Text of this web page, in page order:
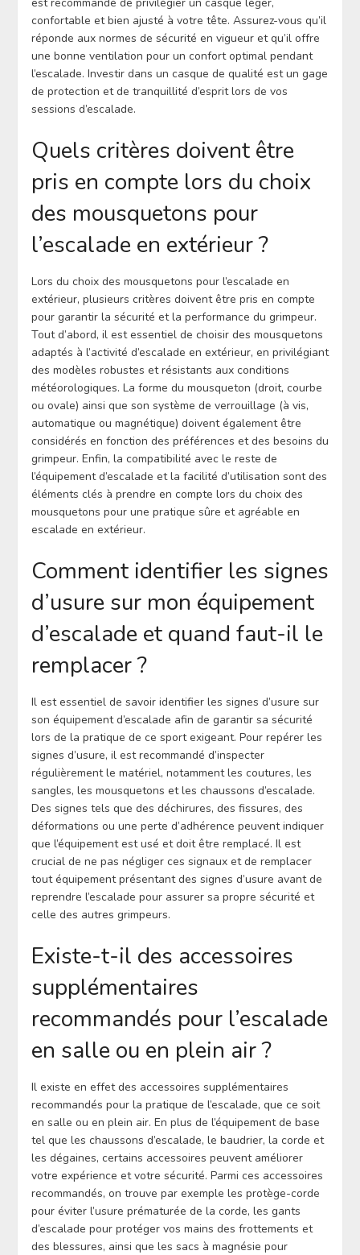
confortable et bien ajusté à votre tête. Assurez-vous qu’il
réponde aux normes de sécurité en vigueur et qu’il offre
une bonne ventilation pour un confort optimal pendant
l’escalade. Investir dans un casque de qualité est un gage
de protection et de tranquillité d’esprit lors de vos
sessions d’escalade.
Quels critères doivent être
pris en compte lors du choix
des mousquetons pour
l’escalade en extérieur ?
Lors du choix des mousquetons pour l’escalade en
extérieur, plusieurs critères doivent être pris en compte
pour garantir la sécurité et la performance du grimpeur.
Tout d’abord, il est essentiel de choisir des mousquetons
adaptés à l’activité d’escalade en extérieur, en privilégiant
des modèles robustes et résistants aux conditions
météorologiques. La forme du mousqueton (droit, courbe
ou ovale) ainsi que son système de verrouillage (à vis,
automatique ou magnétique) doivent également être
considérés en fonction des préférences et des besoins du
grimpeur. Enfin, la compatibilité avec le reste de
l’équipement d’escalade et la facilité d’utilisation sont des
éléments clés à prendre en compte lors du choix des
mousquetons pour une pratique sûre et agréable en
escalade en extérieur.
Comment identifier les signes
d’usure sur mon équipement
d’escalade et quand faut-il le
remplacer ?
Il est essentiel de savoir identifier les signes d’usure sur
son équipement d’escalade afin de garantir sa sécurité
lors de la pratique de ce sport exigeant. Pour repérer les
signes d’usure, il est recommandé d’inspecter
régulièrement le matériel, notamment les coutures, les
sangles, les mousquetons et les chaussons d’escalade.
Des signes tels que des déchirures, des fissures, des
déformations ou une perte d’adhérence peuvent indiquer
que l’équipement est usé et doit être remplacé. Il est
crucial de ne pas négliger ces signaux et de remplacer
tout équipement présentant des signes d’usure avant de
reprendre l’escalade pour assurer sa propre sécurité et
celle des autres grimpeurs.
Existe-t-il des accessoires
supplémentaires
recommandés pour l’escalade
en salle ou en plein air ?
Il existe en effet des accessoires supplémentaires
recommandés pour la pratique de l’escalade, que ce soit
en salle ou en plein air. En plus de l’équipement de base
tel que les chaussons d’escalade, le baudrier, la corde et
les dégaines, certains accessoires peuvent améliorer
votre expérience et votre sécurité. Parmi ces accessoires
recommandés, on trouve par exemple les protège-corde
pour éviter l’usure prématurée de la corde, les gants
d’escalade pour protéger vos mains des frottements et
des blessures, ainsi que les sacs à magnésie pour